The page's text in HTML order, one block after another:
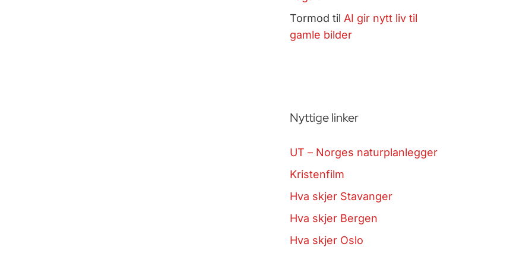
Tormod til AI gir nytt liv til
gamle bilder
Nyttige linker
UT – Norges naturplanlegger
Kristenfilm
Hva skjer Stavanger
Hva skjer Bergen
Hva skjer Oslo